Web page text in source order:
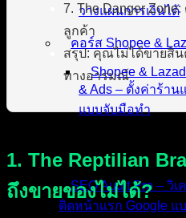
วางแผนการเงินได้
คอร์ส Shopee &
Shopee &
& Ads – ตั้งค่าร้าน
แบบจับมือทำ
บริการของเรา
SEO Audit Pro – วิ
ติดหน้าแรก Google แ
7. The Danger
ลูกค้า
สรุป: คุณไม่ได้ขายสิ
ทางอารมณ์
1. The Reptilian
ถึงขายของไม่ได้?